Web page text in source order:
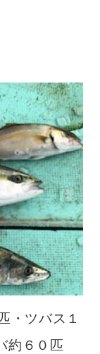
・ツバス１
約６０匹